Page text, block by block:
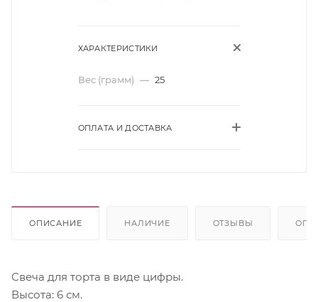
ХАРАКТЕРИСТИКИ
Вес (грамм) — 25
ОПЛАТА И ДОСТАВКА
ОПИСАНИЕ НАЛИЧИЕ ОТЗЫВЫ
Свеча для торта в виде цифры.
Высота: 6 см.